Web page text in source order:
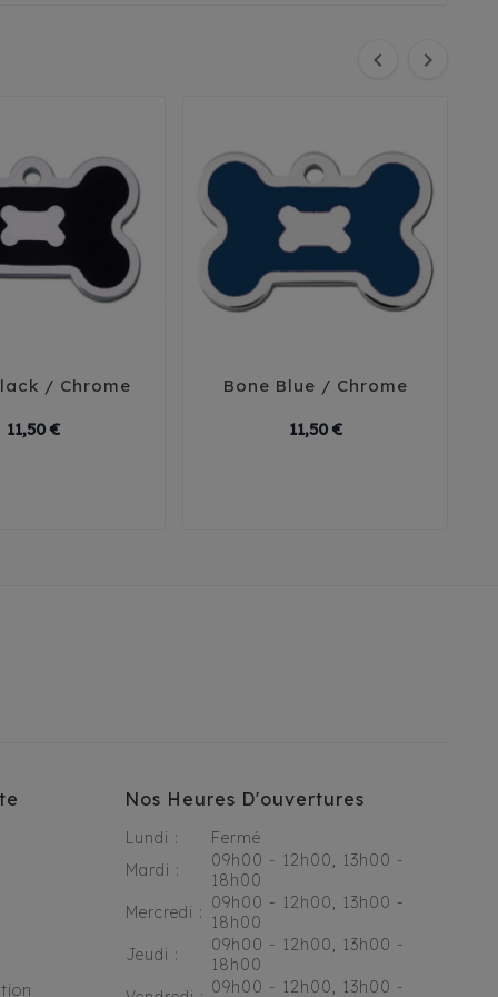
 
/ Chrome
11,50 €Prix

Bone Blue / Chrome
11,50 €Prix
Nos Heures D'ouvertures
Lundi :
Fermé
Mardi :
09h00 - 12h00, 13h00 -
18h00
Mercredi : 09h00 - 12h00, 13h00 -
18h00
Jeudi :
09h00 - 12h00, 13h00 -
18h00
09h00 - 12h00, 13h00 -